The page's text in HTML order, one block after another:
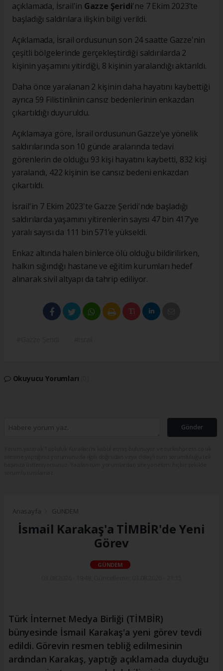
açıklamada, İsrail'in Gazze Şeridi'ne 7 Ekim 2023’te
başladığı saldırılara ilişkin bilgi verildi.
Açıklamada, İsrail ordusunun son 24 saatte Gazze'nin
çeşitli bölgelerinde gerçekleştirdiği saldırılarda 2
kişinin yaşamını yitirdiği, 8 kişinin yaralandığı aktarıldı.
Daha önce yaralanan 2 kişinin daha hayatını kaybettiği
ayrıca 59 Filistinlinin cansız bedenlerinin enkazdan
çıkartıldığı duyuruldu.
Açıklamaya göre, İsrail ordusunun Gazze'ye yönelik
saldırılarında son 10 günde aralarında tedavi
görenlerin de olduğu 93 kişi hayatını kaybetti, 832 kişi
yaralandı, 422 kişinin ise cansız bedeni enkazdan
çıkartıldı.
İsrail'in 7 Ekim 2023'te Gazze Şeridi'nde başladığı
saldırılarda yaşamını yitirenlerin sayısı 47 bin 417’ye
yaralı sayısı da 111 bin 571’e yükseldi.
Enkaz altında halen binlerce ölü olduğu bildirilirken,
halkın sığındığı hastane ve eğitim kurumları hedef
alınarak sivil altyapı da tahrip ediliyor.
Okuyucu Yorumları
Gönder
Anasayfa GÜNDEM
İsmail Karakaş'a TİMBİR'de Yeni
Görev
GÜNDEM
Türk İnternet Medya Birliği (TİMBİR)
bünyesinde İsmail Karakaş'a yeni görev tevdi
edildi. Görevin resmen tebliğ edilmesinin
ardından Karakaş, yaptığı açıklamada duyduğu